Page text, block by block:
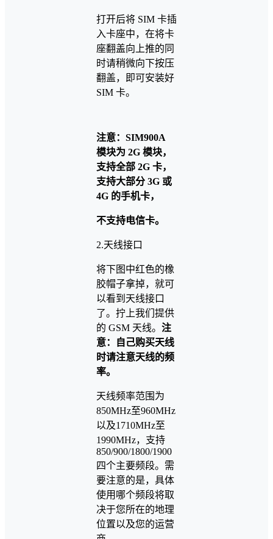
打开后将 SIM 卡插
入卡座中，在将卡
座翻盖向上推的同
时请稍微向下按压
翻盖，即可安装好
SIM 卡。
注意： SIM900A
模块为 2G 模块，
支持全部 2G 卡，
支持大部分 3G 或
4G 的手机卡，
不支持电信卡。
2.天线接口
将下图中红色的橡
胶帽子拿掉，就可
以看到天线接口
了。拧上我们提供
的 GSM 天线。 注
意：自己购买天线
时请注意天线的频
率。
天线频率范围为
850MHz至960MHz
以及1710MHz至
1990MHz，支持
850/900/1800/1900
四个主要频段。需
要注意的是，具体
使用哪个频段将取
决于您所在的地理
位置以及您的运营